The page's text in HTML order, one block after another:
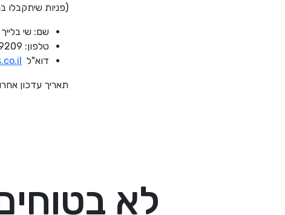
(פניות שיתקבלו
שם: שי בלייך
טלפון: 03-6149209
דוא"ל
תאריך עדכון אחרון
לא